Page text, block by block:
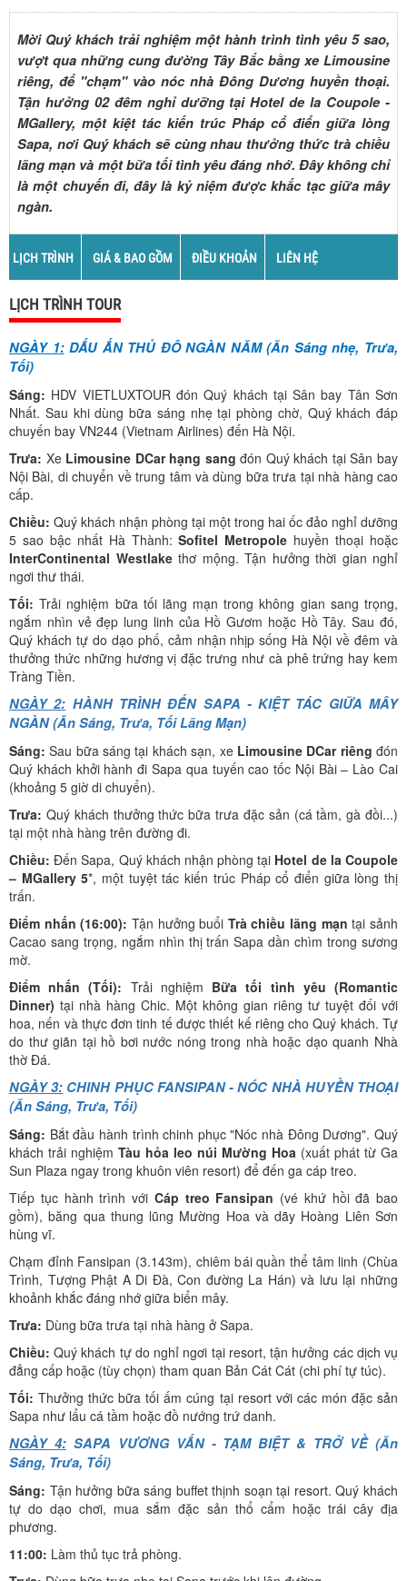
Mời Quý khách trải nghiệm một hành trình tình yêu 5 sao,
vượt qua những cung đường Tây Bắc bằng xe Limousine
riêng, để "chạm" vào nóc nhà Đông Dương huyền thoại.
Tận hưởng 02 đêm nghỉ dưỡng tại Hotel de la Coupole -
MGallery, một kiệt tác kiến trúc Pháp cổ điển giữa lòng
Sapa, nơi Quý khách sẽ cùng nhau thưởng thức trà chiều
lãng mạn và một bữa tối tình yêu đáng nhớ. Đây không chỉ
là một chuyến đi, đây là kỷ niệm được khắc tạc giữa mây
ngàn.
LỊCH TRÌNH GIÁ & BAO GỒM ĐIỀU KHOẢN LIÊN HỆ
LỊCH TRÌNH TOUR
NGÀY 1:DẤU ẤN THỦ ĐÔ NGÀN NĂM (Ăn Sáng nhẹ, Trưa,
Tối)
Sáng: HDV VIETLUXTOUR đón Quý khách tại Sân bay Tân Sơn
Nhất. Sau khi dùng bữa sáng nhẹ tại phòng chờ, Quý khách đáp
chuyến bay VN244 (Vietnam Airlines) đến Hà Nội.
Trưa: Xe Limousine DCar hạng sang đón Quý khách tại Sân bay
Nội Bài, di chuyển về trung tâm và dùng bữa trưa tại nhà hàng cao
cấp.
Chiều: Quý khách nhận phòng tại một trong hai ốc đảo nghỉ dưỡng
5 sao bậc nhất Hà Thành:Sofitel Metropole huyền thoại hoặc
InterContinental Westlakethơ mộng. Tận hưởng thời gian nghỉ
ngơi thư thái.
Tối: Trải nghiệm bữa tối lãng mạn trong không gian sang trọng,
ngắm nhìn vẻ đẹp lung linh của Hồ Gươm hoặc Hồ Tây. Sau đó,
Quý khách tự do dạo phố, cảm nhận nhịp sống Hà Nội về đêm và
thưởng thức những hương vị đặc trưng như cà phê trứng hay kem
Tràng Tiền.
NGÀY 2: HÀNH TRÌNH ĐẾN SAPA - KIỆT TÁC GIỮA MÂY
NGÀN (Ăn Sáng, Trưa, Tối Lãng Mạn)
Sáng: Sau bữa sáng tại khách sạn, xe Limousine DCar riêng đón
Quý khách khởi hành đi Sapa qua tuyến cao tốc Nội Bài – Lào Cai
(khoảng 5 giờ di chuyển).
Trưa: Quý khách thưởng thức bữa trưa đặc sản (cá tầm, gà đồi...)
tại một nhà hàng trên đường đi.
Chiều: Đến Sapa, Quý khách nhận phòng tại Hotel de la Coupole
– MGallery 5*, một tuyệt tác kiến trúc Pháp cổ điển giữa lòng thị
trấn.
Điểm nhấn (16:00): Tận hưởng buổi Trà chiều lãng mạn tại sảnh
Cacao sang trọng, ngắm nhìn thị trấn Sapa dần chìm trong sương
mờ.
Điểm nhấn (Tối): Trải nghiệm Bữa tối tình yêu (Romantic
Dinner) tại nhà hàng Chic. Một không gian riêng tư tuyệt đối với
hoa, nến và thực đơn tinh tế được thiết kế riêng cho Quý khách. Tự
do thư giãn tại hồ bơi nước nóng trong nhà hoặc dạo quanh Nhà
thờ Đá.
NGÀY 3: CHINH PHỤC FANSIPAN - NÓC NHÀ HUYỀN THOẠI
(Ăn Sáng, Trưa, Tối)
Sáng: Bắt đầu hành trình chinh phục "Nóc nhà Đông Dương". Quý
khách trải nghiệm Tàu hỏa leo núi Mường Hoa (xuất phát từ Ga
Sun Plaza ngay trong khuôn viên resort) để đến ga cáp treo.
Tiếp tục hành trình với Cáp treo Fansipan (vé khứ hồi đã bao
gồm), băng qua thung lũng Mường Hoa và dãy Hoàng Liên Sơn
hùng vĩ.
Chạm đỉnh Fansipan (3.143m), chiêm bái quần thể tâm linh (Chùa
Trình, Tượng Phật A Di Đà, Con đường La Hán) và lưu lại những
khoảnh khắc đáng nhớ giữa biển mây.
Trưa: Dùng bữa trưa tại nhà hàng ở Sapa.
Chiều: Quý khách tự do nghỉ ngơi tại resort, tận hưởng các dịch vụ
đẳng cấp hoặc (tùy chọn) tham quan Bản Cát Cát (chi phí tự túc).
Tối: Thưởng thức bữa tối ấm cúng tại resort với các món đặc sản
Sapa như lẩu cá tầm hoặc đồ nướng trứ danh.
NGÀY 4:SAPA VƯƠNG VẤN - TẠM BIỆT & TRỞ VỀ (Ăn
Sáng, Trưa, Tối)
Sáng: Tận hưởng bữa sáng buffet thịnh soạn tại resort. Quý khách
tự do dạo chơi, mua sắm đặc sản thổ cẩm hoặc trái cây địa
phương.
11:00: Làm thủ tục trả phòng.